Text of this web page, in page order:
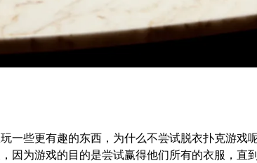
一些更有趣的东西，为什么不尝试脱衣扑克游戏
因为游戏的目的是尝试赢得他们所有的衣服，直